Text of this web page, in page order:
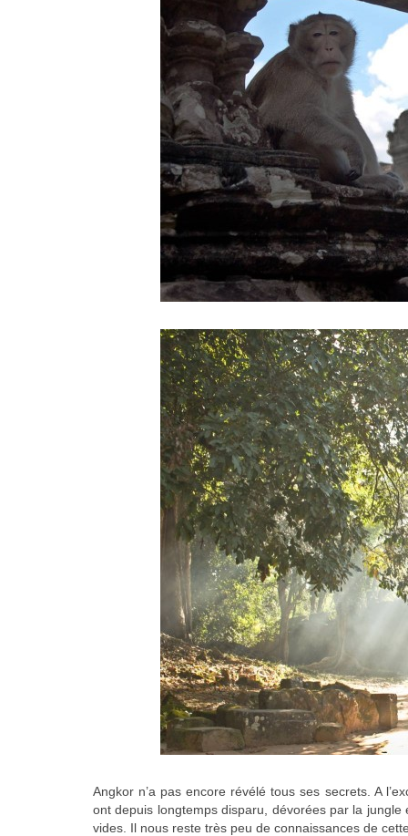
Angkor n’a pas encore révélé tous ses secrets. A
ont depuis longtemps disparu, dévorées par la
vides. Il nous reste très peu de connaissances de